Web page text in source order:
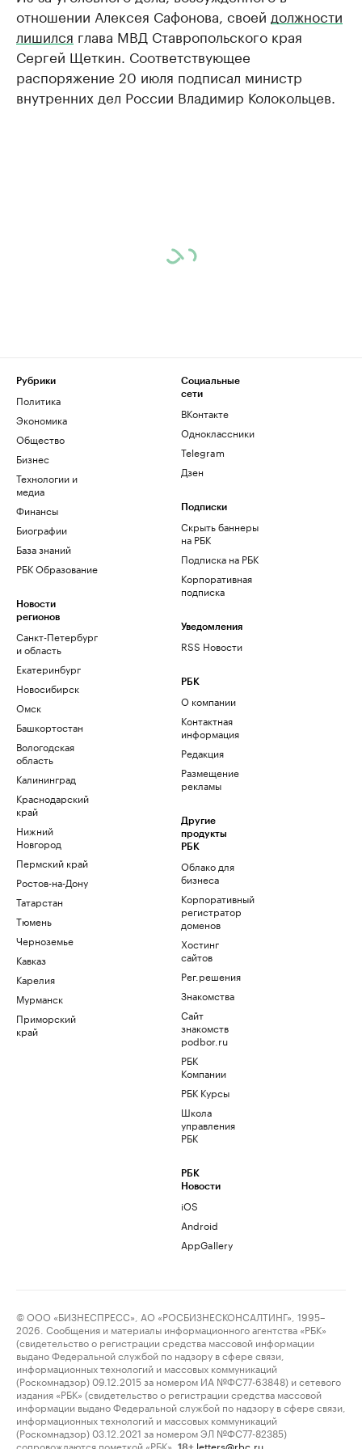
отношении Алексея Сафонова, своей должности
лишился глава МВД Ставропольского края
Сергей Щеткин. Соответствующее
распоряжение 20 июля подписал министр
внутренних дел России Владимир Колокольцев.
Рубрики
Политика
Экономика
Общество
Бизнес
Технологии и
медиа
Финансы
Биографии
База знаний
РБК Образование
Новости
регионов
Санкт-Петербург
и область
Екатеринбург
Новосибирск
Омск
Башкортостан
Вологодская
область
Калининград
Краснодарский
край
Нижний
Новгород
Пермский край
Ростов-на-Дону
Татарстан
Тюмень
Черноземье
Кавказ
Карелия
Мурманск
Приморский
край
Социальные
сети
ВКонтакте
Одноклассники
Telegram
Дзен
Подписки
Скрыть баннеры
на РБК
Подписка на РБК
Корпоративная
подписка
Уведомления
RSS Новости
РБК
О компании
Контактная
информация
Редакция
Размещение
рекламы
Другие
продукты
РБК
Облако для
бизнеса
Корпоративный
регистратор
доменов
Хостинг
сайтов
Рег.решения
Знакомства
Сайт
знакомств
podbor.ru
РБК
Компании
РБК Курсы
Школа
управления
РБК
РБК
Новости
iOS
Android
AppGallery
© ООО «БИЗНЕСПРЕСС», АО «РОСБИЗНЕСКОНСАЛТИНГ», 1995–
2026. Сообщения и материалы информационного агентства «РБК»
(свидетельство о регистрации средства массовой информации
выдано Федеральной службой по надзору в сфере связи,
информационных технологий и массовых коммуникаций
(Роскомнадзор) 09.12.2015 за номером ИА №ФС77-63848) и сетевого
издания «РБК» (свидетельство о регистрации средства массовой
информации выдано Федеральной службой по надзору в сфере связи,
информационных технологий и массовых коммуникаций
(Роскомнадзор) 03.12.2021 за номером ЭЛ №ФС77-82385)
сопровождаются пометкой «РБК».
letters@rbc.ru